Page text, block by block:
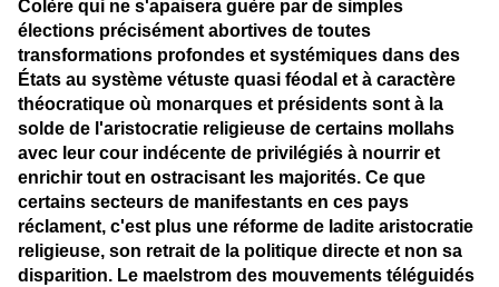
Colère qui ne s'apaisera guère par de simples
élections précisément abortives de toutes
transformations profondes et systémiques dans des
États au système vétuste quasi féodal et à caractère
théocratique où monarques et présidents sont à la
solde de l'aristocratie religieuse de certains mollahs
avec leur cour indécente de privilégiés à nourrir et
enrichir tout en ostracisant les majorités. Ce que
certains secteurs de manifestants en ces pays
réclament, c'est plus une réforme de ladite aristocratie
religieuse, son retrait de la politique directe et non sa
disparition. Le maelstrom des mouvements téléguidés